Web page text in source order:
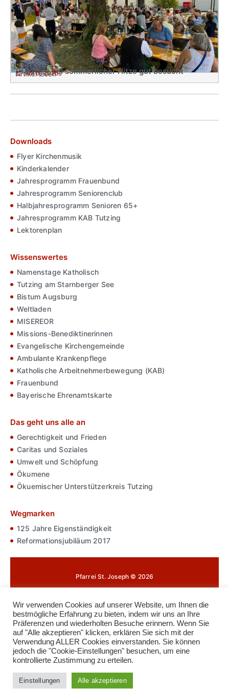
Pfarrfest bei sommerlicher Hitze gut besucht
Juli 6, 2026
Artikel lesen »
Downloads
Flyer Kirchenmusik
Kinderkalender
Jahresprogramm Frauenbund
Jahresprogramm Seniorenclub
Halbjahresprogramm Senioren 65+
Jahresprogramm KAB Tutzing
Lektorenplan
Wissenswertes
Namenstage Katholisch
Tutzing am Starnberger See
Bistum Augsburg
Weltladen
MISEREOR
Missions-Benediktinerinnen
Evangelische Kirchengemeinde
Ambulante Krankenpflege
Katholische Arbeitnehmerbewegung (KAB)
Frauenbund
Bayerische Ehrenamtskarte
Das geht uns alle an
Gerechtigkeit und Frieden
Caritas und Soziales
Umwelt und Schöpfung
Ökumene
Ökuemischer Unterstützerkreis Tutzing
Wegmarken
125 Jahre Eigenständigkeit
Reformationsjubiläum 2017
Pfarrei St. Joseph © 2026
Datenschutz
Cookie-Richtlinie
Kontakt
Anmelden
Wir verwenden Cookies auf unserer Website, um Ihnen die
bestmögliche Erfahrung zu bieten, indem wir uns an Ihre
Präferenzen und wiederholten Besuche erinnern. Wenn Sie
auf "Alle akzeptieren" klicken, erklären Sie sich mit der
Verwendung ALLER Cookies einverstanden. Sie können
jedoch die "Cookie-Einstellungen" besuchen, um eine
kontrollierte Zustimmung zu erteilen.
Einstellungen Alle akzeptieren